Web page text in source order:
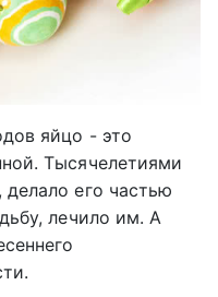
яйцо - это
Тысячелетиями
его частью
лечило им. А